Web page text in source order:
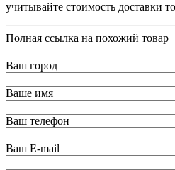
учитывайте стоимость доставки
Полная ссылка на похожий товар
Ваш город
Ваше имя
Ваш телефон
Ваш E-mail